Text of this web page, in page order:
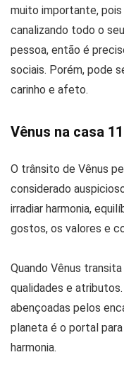
muito importante,
canalizando todo o
pessoa, então é
sociais. Porém, pode
carinho e afeto.
Vênus na casa
O trânsito de Vênus
considerado
irradiar harmonia,
gostos, os valores e
Quando Vênus
qualidades e
abençoadas pelos
planeta é o portal
harmonia.